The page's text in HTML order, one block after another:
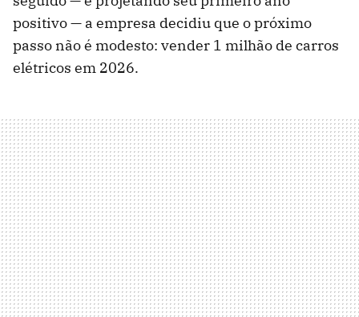
positivo — a empresa decidiu que o próximo
passo não é modesto: vender 1 milhão de carros
elétricos em 2026.